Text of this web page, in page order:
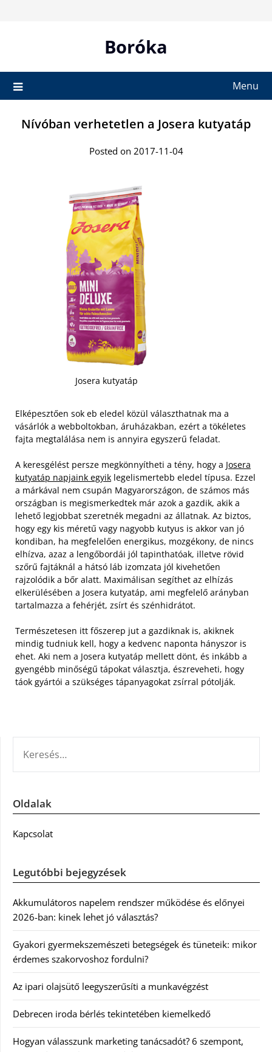
Boróka
Menu
Nívóban verhetetlen a Josera kutyatáp
Posted on 2017-11-04
Josera kutyatáp
Elképesztően sok eb eledel közül választhatnak ma a
vásárlók a webboltokban, áruházakban, ezért a tökéletes
fajta megtalálása nem is annyira egyszerű feladat.
A keresgélést persze megkönnyítheti a tény, hogy a Josera
kutyatáp napjaink egyik legelismertebb eledel típusa. Ezzel
a márkával nem csupán Magyarországon, de számos más
országban is megismerkedtek már azok a gazdik, akik a
lehető legjobbat szeretnék megadni az állatnak. Az biztos,
hogy egy kis méretű vagy nagyobb kutyus is akkor van jó
kondiban, ha megfelelően energikus, mozgékony, de nincs
elhízva, azaz a lengőbordái jól tapinthatóak, illetve rövid
szőrű fajtáknál a hátsó láb izomzata jól kivehetően
rajzolódik a bőr alatt. Maximálisan segíthet az elhízás
elkerülésében a Josera kutyatáp, ami megfelelő arányban
tartalmazza a fehérjét, zsírt és szénhidrátot.
Természetesen itt főszerep jut a gazdiknak is, akiknek
mindig tudniuk kell, hogy a kedvenc naponta hányszor is
ehet. Aki nem a Josera kutyatáp mellett dönt, és inkább a
gyengébb minőségű tápokat választja, észreveheti, hogy
táok gyártói a szükséges tápanyagokat zsírral pótolják.
Oldalak
Kapcsolat
Legutóbbi bejegyzések
Akkumulátoros napelem rendszer működése és előnyei
2026-ban: kinek lehet jó választás?
Gyakori gyermekszemészeti betegségek és tüneteik: mikor
érdemes szakorvoshoz fordulni?
Az ipari olajsütő leegyszerűsíti a munkavégzést
Debrecen iroda bérlés tekintetében kiemelkedő
Hogyan válasszunk marketing tanácsadót? 6 szempont,